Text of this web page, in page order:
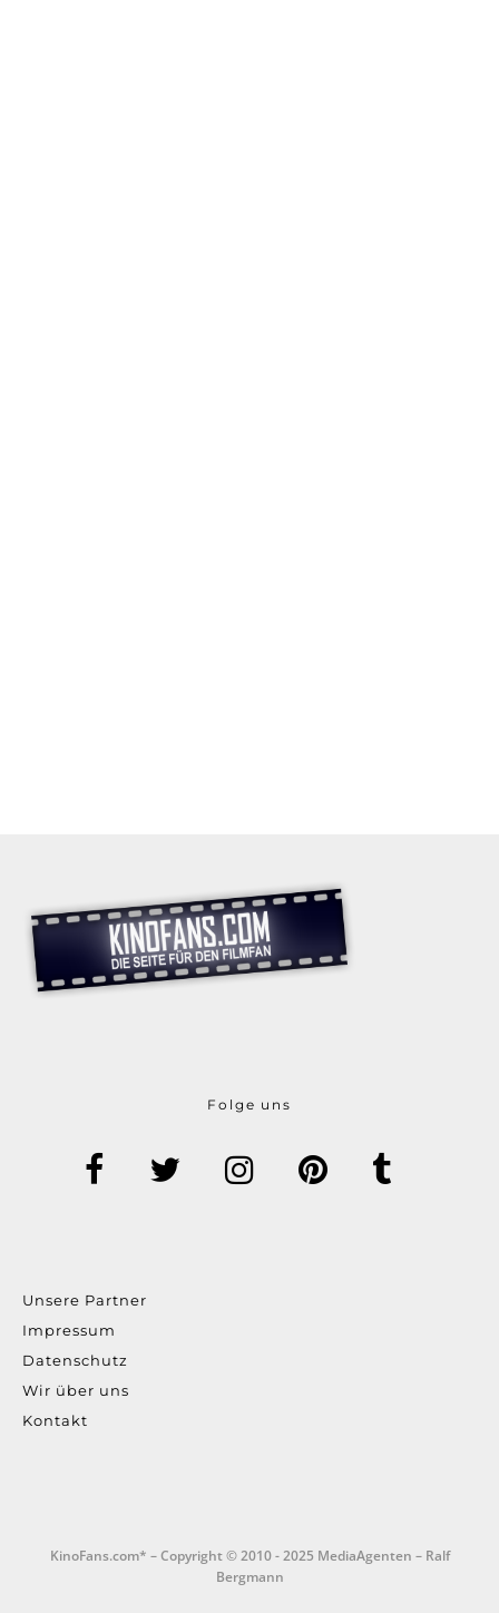
Folge uns
Unsere Partner
Impressum
Datenschutz
Wir über uns
Kontakt
KinoFans.com* – Copyright © 2010 - 2025 MediaAgenten – Ralf
Bergmann